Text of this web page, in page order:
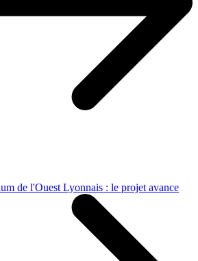
de l'Ouest Lyonnais : le projet avance